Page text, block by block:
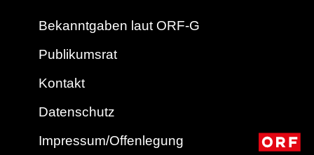
Bekanntgaben laut ORF-G
Publikumsrat
Kontakt
Datenschutz
Impressum/Offenlegung